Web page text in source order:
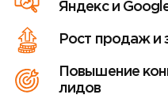
Яндекс и
Рост продаж и
Повышение
лидов